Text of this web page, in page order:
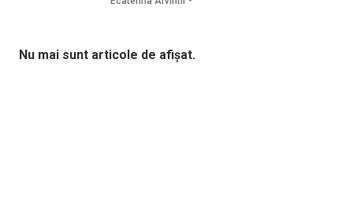
Nu mai sunt articole de afișat.